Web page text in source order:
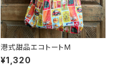
港式甜品エコトートM
¥1,320